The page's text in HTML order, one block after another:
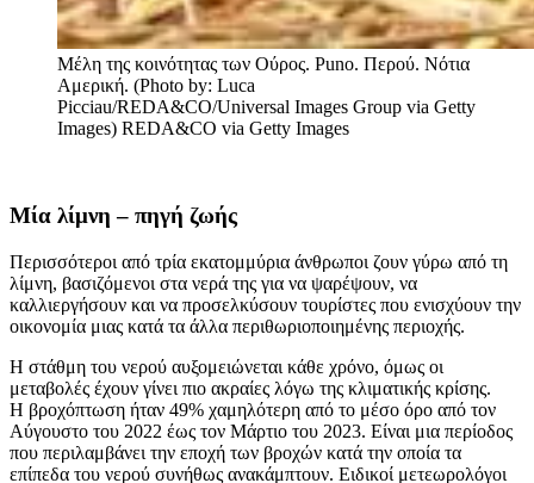
Μέλη της κοινότητας των Ούρος. Puno. Περού. Νότια
Αμερική. (Photo by: Luca
Picciau/REDA&CO/Universal Images Group via Getty
Images) REDA&CO via Getty Images
Μία λίμνη – πηγή ζωής
Περισσότεροι από τρία εκατομμύρια άνθρωποι ζουν γύρω από τη
λίμνη, βασιζόμενοι στα νερά της για να ψαρέψουν, να
καλλιεργήσουν και να προσελκύσουν τουρίστες που ενισχύουν την
οικονομία μιας κατά τα άλλα περιθωριοποιημένης περιοχής.
Η στάθμη του νερού αυξομειώνεται κάθε χρόνο, όμως οι
μεταβολές έχουν γίνει πιο ακραίες λόγω της κλιματικής κρίσης.
Η βροχόπτωση ήταν 49% χαμηλότερη από το μέσο όρο από τον
Αύγουστο του 2022 έως τον Μάρτιο του 2023. Είναι μια περίοδος
που περιλαμβάνει την εποχή των βροχών κατά την οποία τα
επίπεδα του νερού συνήθως ανακάμπτουν. Ειδικοί μετεωρολόγοι